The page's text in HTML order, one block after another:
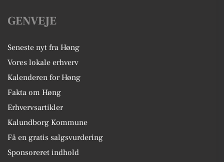
GENVEJE
Seneste nyt fra Høng
Vores lokale erhverv
Kalenderen for Høng
Fakta om Høng
Erhvervsartikler
Kalundborg Kommune
Få en gratis salgsvurdering
Sponsoreret indhold